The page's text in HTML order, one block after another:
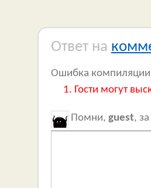
Ответ на
Ошибка
Гости могут
Помни, guest,